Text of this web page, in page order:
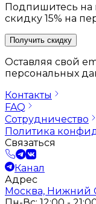
Подпишитесь на
скидку 15% на
Получить скидку
Оставляя свой
персональных
Контакты
FAQ
Сотрудничество
Политика
Связаться
Канал
Адрес
Москва, Нижний